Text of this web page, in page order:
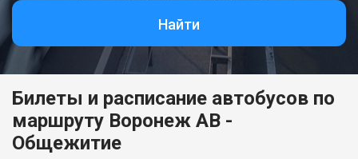
Найти
Билеты и расписание автобусов по
маршруту Воронеж АВ -
Общежитие